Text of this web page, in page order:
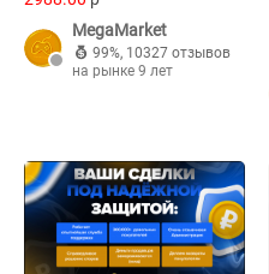
MegaMarket
99%, 10327 отзывов
на рынке 9 лет